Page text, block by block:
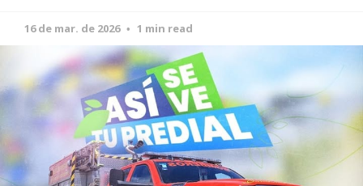
16 de mar. de 2026 1 min read